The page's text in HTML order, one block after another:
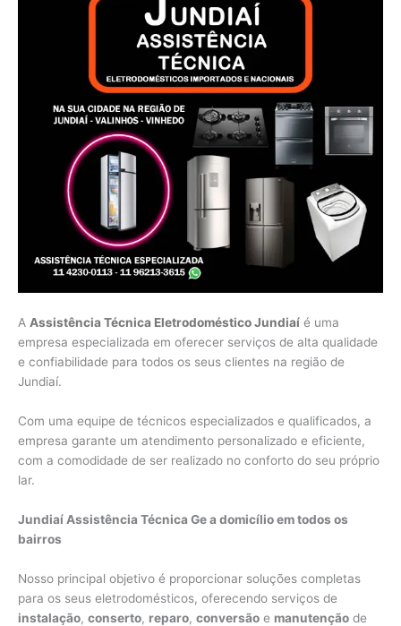
A Assistência Técnica Eletrodoméstico Jundiaí é uma
empresa especializada em oferecer serviços de alta qualidade
e confiabilidade para todos os seus clientes na região de
Jundiaí.
Com uma equipe de técnicos especializados e qualificados, a
empresa garante um atendimento personalizado e eficiente,
com a comodidade de ser realizado no conforto do seu próprio
lar.
Jundiaí Assistência Técnica Ge a domicílio em todos os
bairros
Nosso principal objetivo é proporcionar soluções completas
para os seus eletrodomésticos, oferecendo serviços de
instalação, conserto, reparo, conversão e manutenção de